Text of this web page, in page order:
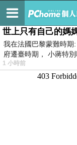
最新文章
世上只有自己的媽
我在法國巴黎蒙難時
府遷臺時期， 小蔣特
1 小時前